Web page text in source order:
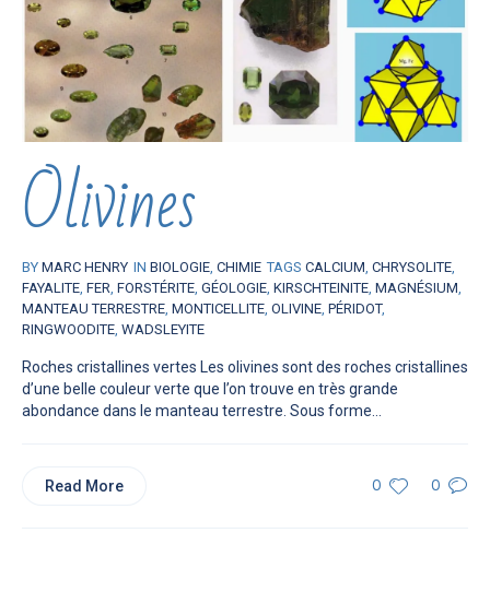
Olivines
BY MARC HENRY IN BIOLOGIE, CHIMIE TAGS CALCIUM, CHRYSOLITE,
FAYALITE, FER, FORSTÉRITE, GÉOLOGIE, KIRSCHTEINITE, MAGNÉSIUM,
MANTEAU TERRESTRE, MONTICELLITE, OLIVINE, PÉRIDOT,
RINGWOODITE, WADSLEYITE
Roches cristallines vertes Les olivines sont des roches cristallines
d’une belle couleur verte que l’on trouve en très grande
abondance dans le manteau terrestre. Sous forme...
0 0
Read More